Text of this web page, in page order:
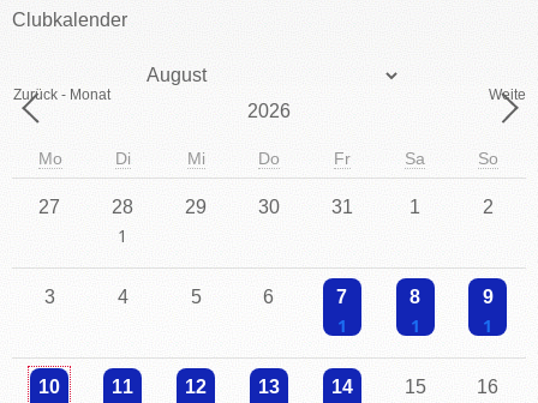
Clubkalender
Zurück - Monat
Monat
Weiter
Mo Di Mi Do Fr Sa So
27 28 29 30 31 1 2
3 4 5 6 7
Einzelne Veranstaltung
8 9
10 11 12 13 14 15 16